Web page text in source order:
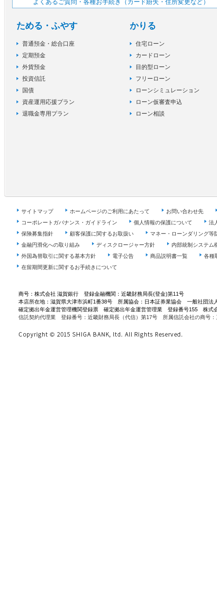
よくあるご質問・各種お手続き（カード紛失・住所変更など）
ためる・ふやす
普通預金・総合口座
定期預金
外貨預金
投資信託
国債
資産運用応援プラン
退職金専用プラン
かりる
住宅ローン
カードローン
目的型ローン
フリーローン
ローンシミュレーション
ローン仮審査申込
ローン相談
サイトマップ ホームページのご利用にあたって
お問い合わせ先
コーポレートガバナンス・ガイドライン
個人情報の保護について
法
保険募集指針
顧客保護に関するお取扱い
マネー・ローンダリング等
金融円滑化への取り組み
ディスクロージャー方針
内部統制システム
外国為替取引に関する基本方針
電子公告 商品説明書一覧
各種
在留期間更新に関するお手続きについて
商号：株式会社 滋賀銀行 登録金融機関：近畿財務局長(登金)第11号
本店所在地：滋賀県大津市浜町1番38号 所属協会：日本証券業協会 一般社団法
確定拠出年金運営管理機関登録票 確定拠出年金運営管理業 登録番号155 株式
信託契約代理業 登録番号：近畿財務局長（代信）第17号 所属信託会社の商号